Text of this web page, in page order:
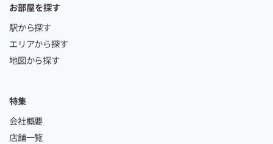
お部屋を探す
駅から探す
エリアから探す
地図から探す
特集
会社概要
店舗一覧